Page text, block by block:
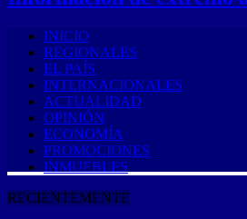
INICIO
REGIONALES
EL PAÍS
INTERNACIONALES
ACTUALIDAD
OPINIÓN
ECONOMÍA
PROMOCIONES
INMUEBLES
RECIENTEMENTE